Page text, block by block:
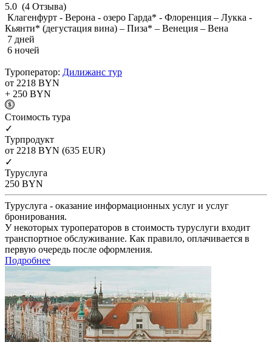
5.0 (4 Отзыва)
Клагенфурт - Верона - озеро Гарда* - Флоренция – Лукка -
Кьянти* (дегустация вина) – Пиза* – Венеция – Вена
7 дней
6 ночей
Туроператор: Дилижанс тур
от 2218 BYN
+ 250 BYN
Cтоимость тура
✓
Турпродукт
от 2218 BYN (635 EUR)
✓
Туруслуга
250 BYN
Туруслуга - оказание информационных услуг и услуг
бронирования.
У некоторых туроператоров в стоимость туруслуги входит
транспортное обслуживание. Как правило, оплачивается в
первую очередь после оформления.
Подробнее